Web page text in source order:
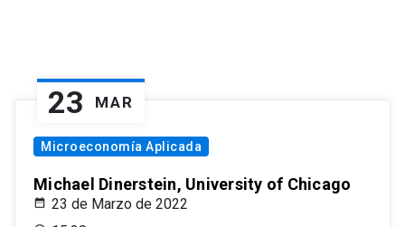
23 MAR
Microeconomía Aplicada
Michael Dinerstein, University of Chicago
23 de Marzo de 2022